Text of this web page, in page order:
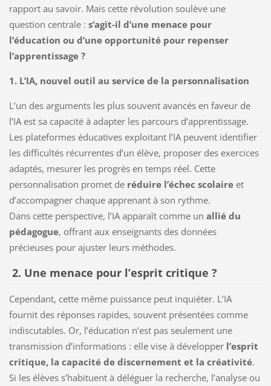
rapport au savoir. Mais cette révolution soulève une
question centrale : s’agit-il d’une menace pour
l’éducation ou d’une opportunité pour repenser
l’apprentissage ?
1. L’IA, nouvel outil au service de la personnalisation
L’un des arguments les plus souvent avancés en faveur de
l’IA est sa capacité à adapter les parcours d’apprentissage.
Les plateformes éducatives exploitant l’IA peuvent identifier
les difficultés récurrentes d’un élève, proposer des exercices
adaptés, mesurer les progrès en temps réel. Cette
personnalisation promet de réduire l’échec scolaireet
d’accompagner chaque apprenant à son rythme.
Dans cette perspective, l’IA apparaît comme un allié du
pédagogue, offrant aux enseignants des données
précieuses pour ajuster leurs méthodes.
2. Une menace pour l’esprit critique ?
Cependant, cette même puissance peut inquiéter. L’IA
fournit des réponses rapides, souvent présentées comme
indiscutables. Or, l’éducation n’est pas seulement une
transmission d’informations : elle vise à développer l’esprit
critique, la capacité de discernement et la créativité.
Si les élèves s’habituent à déléguer la recherche, l’analyse ou